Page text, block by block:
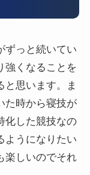
ずっと続いてい
強くなることを
と思います。ま
た時から寝技が
化した競技なの
ようになりたい
楽しいのでそれ